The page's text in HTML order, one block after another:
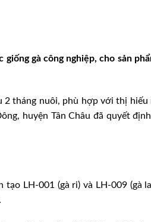
gà công nghiệp, cho sản
2 tháng nuôi, phù hợp với thị hiếu
huyện Tân Châu đã quyết
LH-001 (gà ri) và LH-009 (gà